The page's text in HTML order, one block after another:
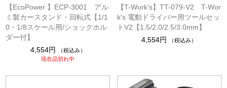
【EcoPower 】ECP-3001 アル
ミ製カースタンド・回転式【1/1
0・1/8スケール用/ショックホル
ダー付】
4,554円
（税込み）
現在品切れ中
【T-Work's】TT-079-V2 T-Wor
k's 電動ドライバー用ツールセッ
トV2【1.5/2.0/2.5/3.0mm】
4,554円
（税込み）